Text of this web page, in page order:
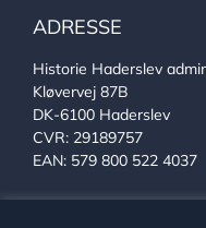
ADRESSE
Historie Haderslev
Kløvervej 87B
DK-6100 Haderslev
CVR: 29189757
EAN: 579 800 522 4037